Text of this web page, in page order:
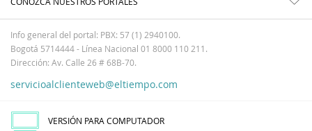
Info general del portal: PBX: 57 (1) 2940100.
Bogotá 5714444 - Línea Nacional 01 8000 110 211.
Dirección: Av. Calle 26 # 68B-70.
servicioalclienteweb@eltiempo.com
VERSIÓN PARA COMPUTADOR